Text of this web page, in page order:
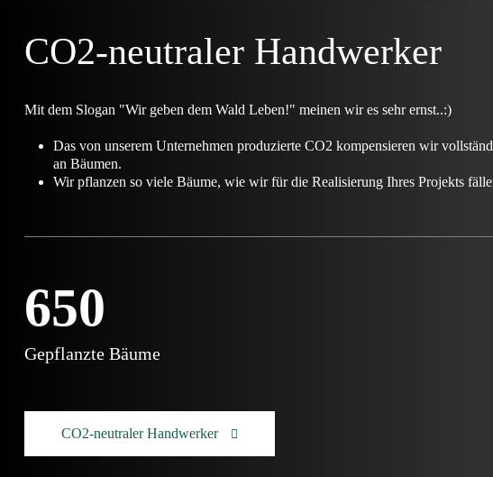
CO2-neutraler Handwerker
Mit dem Slogan "Wir geben dem Wald Leben!" meinen wir es sehr ernst..:)
Das von unserem Unternehmen produzierte CO2 kompensieren wir
an Bäumen.
Wir pflanzen so viele Bäume, wie wir für die Realisierung Ihres Projekts
650
Gepflanzte Bäume
CO2-neutraler Handwerker